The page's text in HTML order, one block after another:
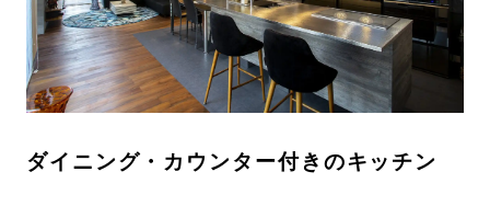
ダイニング・カウンター付きのキッチン